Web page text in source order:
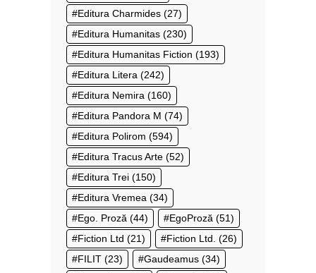
Editura Charmides (27)
Editura Humanitas (230)
Editura Humanitas Fiction (193)
Editura Litera (242)
Editura Nemira (160)
Editura Pandora M (74)
Editura Polirom (594)
Editura Tracus Arte (52)
Editura Trei (150)
Editura Vremea (34)
Ego. Proză (44) EgoProză (51)
Fiction Ltd (21) Fiction Ltd. (26)
FILIT (23) Gaudeamus (34)